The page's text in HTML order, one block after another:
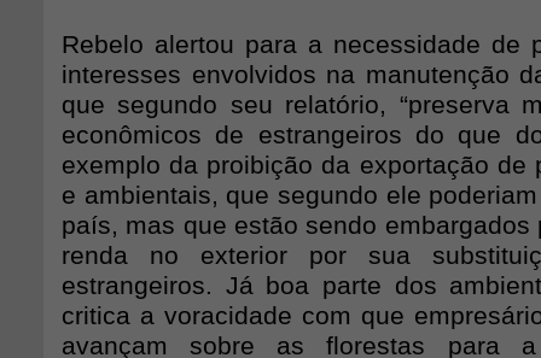
Rebelo alertou para a necessidade de
interesses envolvidos na manutenção
que segundo seu relatório, “preserva
econômicos de estrangeiros do que
exemplo da proibição da exportação de
e ambientais, que segundo ele
país, mas que estão sendo embargados
renda no exterior por sua
estrangeiros. Já boa parte dos
critica a voracidade com que
avançam sobre as florestas para